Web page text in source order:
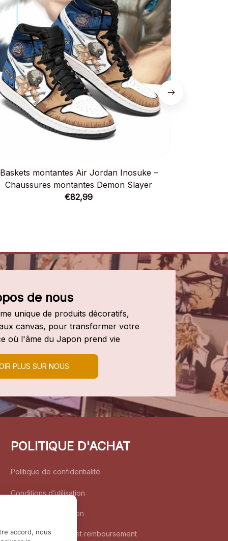
Baskets montantes Air Jordan Inosuke –
Chaussures montantes Demon Slayer
€82,99
de nous
unique de produits décoratifs,
canvas, pour transformer votre
où l'âme du Japon prend vie
PLUS SUR NOUS
POLITIQUE D'ACHAT
Politique de confidentialité
Conditions d’utilisation
Politique d’expédition
Politique de retour et remboursement
accord, nous